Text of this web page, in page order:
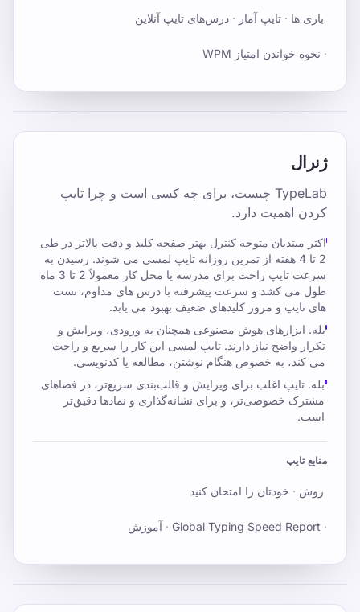
بازی ها · تایپ آمار · درس‌های تایپ آنلاین
· نحوه خواندن امتیاز WPM
ژنرال
TypeLab چیست، برای چه کسی است و چرا تایپ
کردن اهمیت دارد.
اکثر مبتدیان متوجه کنترل بهتر صفحه کلید و دقت بالاتر در طی
2 تا 4 هفته از تمرین روزانه تایپ لمسی می شوند. رسیدن به
سرعت تایپ راحت برای مدرسه یا محل کار معمولاً 2 تا 3 ماه
طول می کشد و سرعت پیشرفته با درس های مداوم، تست
های تایپ و مرور کلیدهای ضعیف بهبود می یابد.
بله. ابزارهای هوش مصنوعی همچنان به ورودی، ویرایش و
تکرار واضح نیاز دارند. تایپ لمسی این کار را سریع و راحت
می کند، به خصوص هنگام نوشتن، مطالعه یا کدنویسی.
بله. تایپ اغلب برای ویرایش و قالب‌بندی سریع‌تر، در فضاهای
مشترک خصوصی‌تر، و برای نشانه‌گذاری و نمادها دقیق‌تر
است.
منابع تایپ
روش · خودتان را امتحان کنید
·
Global Typing Speed Report
· آموزش